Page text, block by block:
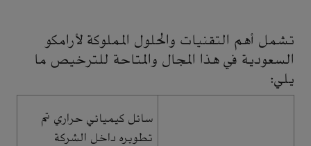
تشمل أهم التقنيات والحلول المملوكة لأرامكو
السعودية في هذا المجال والمتاحة للترخيص ما
يلي:
سائل كيميائي حراري تم
تطويره داخل الشركة